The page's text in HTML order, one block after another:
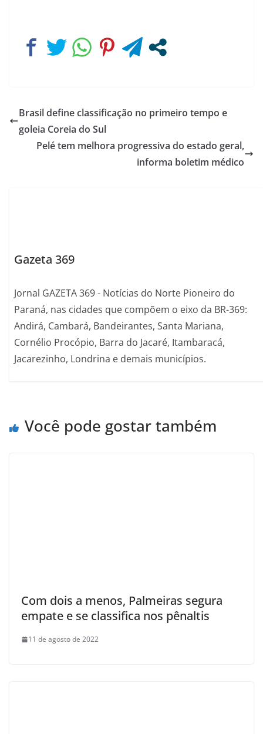
Brasil define classificação no primeiro tempo e
goleia Coreia do Sul
Pelé tem melhora progressiva do estado geral,
informa boletim médico
Gazeta 369
Jornal GAZETA 369 - Notícias do Norte Pioneiro do
Paraná, nas cidades que compõem o eixo da BR-369:
Andirá, Cambará, Bandeirantes, Santa Mariana,
Cornélio Procópio, Barra do Jacaré, Itambaracá,
Jacarezinho, Londrina e demais municípios.
Você pode gostar também
Com dois a menos, Palmeiras segura
empate e se classifica nos pênaltis
11 de agosto de 2022